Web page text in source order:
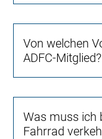
Von welchen
ADFC-Mitglied?
Was muss ich
Fahrrad